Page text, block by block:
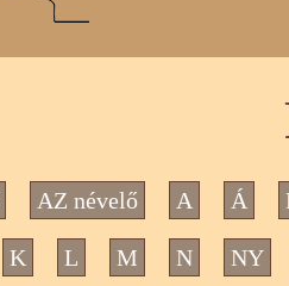
AZ névelő A Á
K L M N NY